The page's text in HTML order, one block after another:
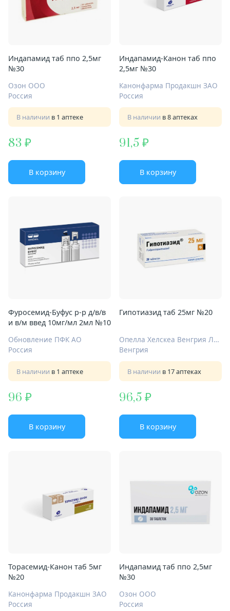
Индапамид таб ппо 2,5мг
№30
Озон ООО
Россия
В наличии в 1 аптеке
83
В корзину
Индапамид-Канон таб ппо
2,5мг №30
Канонфарма Продакшн ЗАО
Россия
В наличии в 8 аптеках
91,5
В корзину
Фуросемид-Буфус р-р д/в/в
и в/м введ 10мг/мл 2мл №10
Обновление ПФК АО
Россия
В наличии в 1 аптеке
96
В корзину
Гипотиазид таб 25мг №20
Опелла Хелскеа Венгрия Лтд.
Венгрия
В наличии в 17 аптеках
96,5
В корзину
Торасемид-Канон таб 5мг
№20
Канонфарма Продакшн ЗАО
Россия
Индапамид таб ппо 2,5мг
№30
Озон ООО
Россия